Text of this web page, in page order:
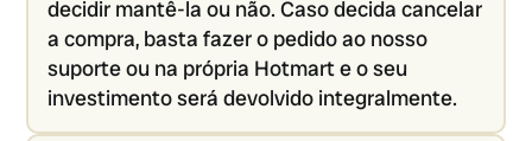
decidir mantê-la ou não. Caso decida cancelar
a compra, basta fazer o pedido ao nosso
suporte ou na própria Hotmart e o seu
investimento será devolvido integralmente.